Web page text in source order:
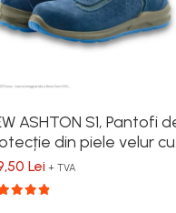
bunurilor sau a serviciilor
ASHTON S1, Pantofi
din piele velur cu
compozit, talpă
Lei + TVA